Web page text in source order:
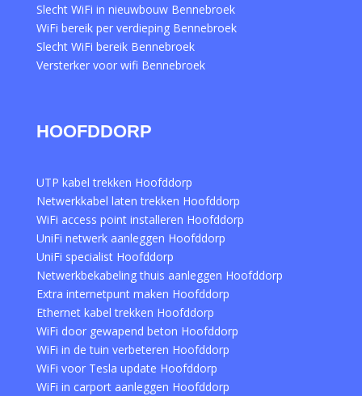
Slecht WiFi in nieuwbouw Bennebroek
WiFi bereik per verdieping Bennebroek
Slecht WiFi bereik Bennebroek
Versterker voor wifi Bennebroek
HOOFDDORP
UTP kabel trekken Hoofddorp
Netwerkkabel laten trekken Hoofddorp
WiFi access point installeren Hoofddorp
UniFi netwerk aanleggen Hoofddorp
UniFi specialist Hoofddorp
Netwerkbekabeling thuis aanleggen Hoofddorp
Extra internetpunt maken Hoofddorp
Ethernet kabel trekken Hoofddorp
WiFi door gewapend beton Hoofddorp
WiFi in de tuin verbeteren Hoofddorp
WiFi voor Tesla update Hoofddorp
WiFi in carport aanleggen Hoofddorp